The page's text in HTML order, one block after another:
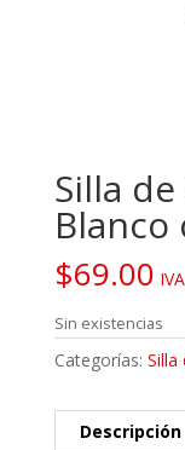
Silla
Blanco
$69.00 IVA
Sin existencias
Categorías: Silla
Descripción